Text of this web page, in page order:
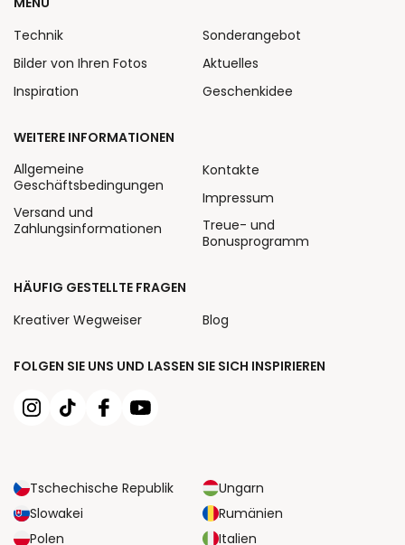
FOLGEN SIE UNS UND LASSEN SIE SICH INSPIRIEREN
Tschechische Republik
Ungarn
Slowakei
Rumänien
Polen
Italien
Technik
Bilder von Ihren Fotos
Inspiration
Sonderangebot
Aktuelles
Geschenkidee
WEITERE INFORMATIONEN
Allgemeine
Geschäftsbedingungen
Versand und
Zahlungsinformationen
Kontakte
Impressum
Treue- und
Bonusprogramm
HÄUFIG GESTELLTE FRAGEN
Kreativer Wegweiser
Blog